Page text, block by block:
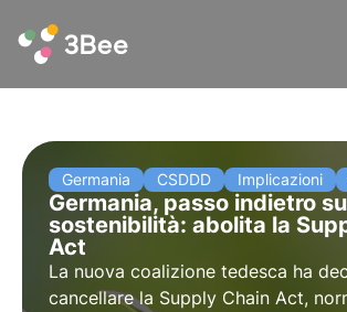
Germania CSDDD Implicazioni
Germania, passo indietro
sostenibilità: abolita la
Act
La nuova coalizione tedesca ha
cancellare la Supply Chain Act,